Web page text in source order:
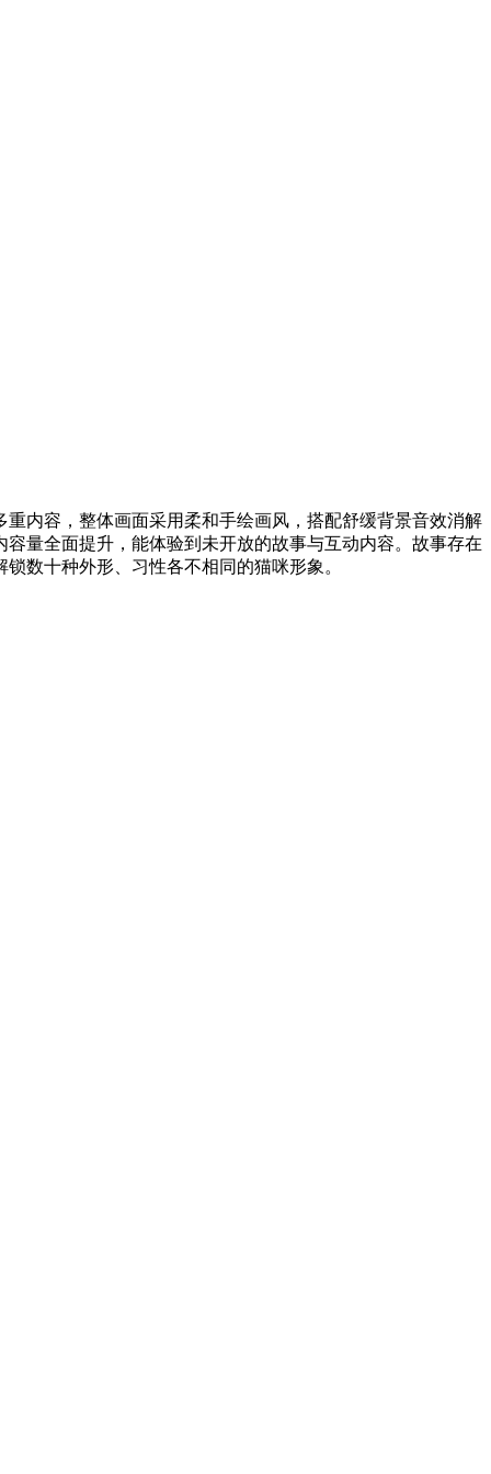
内容，整体画面采用柔和手绘画风，搭配舒缓背景音效消解
量全面提升，能体验到未开放的故事与互动内容。故事存在
数十种外形、习性各不相同的猫咪形象。